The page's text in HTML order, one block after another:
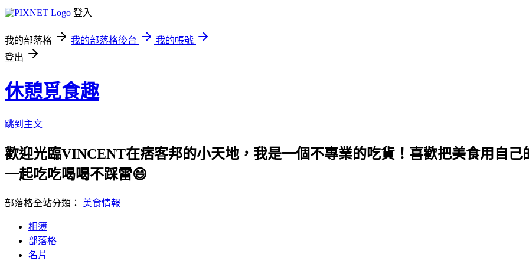
登入
我的部落格 我的部落格後台
我的帳號
登出
休憩覓食趣
跳到主文
歡迎光臨VINCENT在痞客邦的小天地，我是一個不專業的吃貨！喜歡把美食用自
一起吃吃喝喝不踩雷😄
部落格全站分類： 美食情報
相簿
部落格
名片